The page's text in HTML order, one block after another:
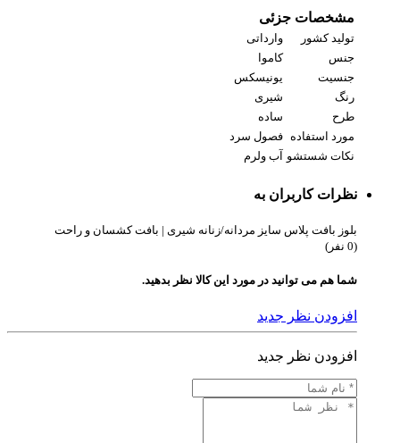
مشخصات جزئی
تولید کشور
وارداتی
جنس
کاموا
جنسیت
یونیسکس
رنگ
شیری
طرح
ساده
مورد استفاده فصول سرد
نکات شستشو آب ولرم
نظرات کاربران به
بلوز بافت پلاس سایز مردانه/زنانه شیری | بافت کشسان و راحت
(0 نفر)
شما هم می توانید در مورد این کالا نظر بدهید.
افزودن نظر جدید
افزودن نظر جدید